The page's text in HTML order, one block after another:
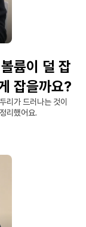
륨이 덜 잡
잡을까요?
리가 드러나는 것이
리했어요.